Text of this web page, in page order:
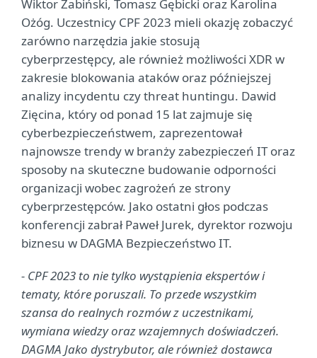
Wiktor Żabiński, Tomasz Gębicki oraz Karolina
Ożóg. Uczestnicy CPF 2023 mieli okazję zobaczyć
zarówno narzędzia jakie stosują
cyberprzestępcy, ale również możliwości XDR w
zakresie blokowania ataków oraz późniejszej
analizy incydentu czy threat huntingu. Dawid
Zięcina, który od ponad 15 lat zajmuje się
cyberbezpieczeństwem, zaprezentował
najnowsze trendy w branży zabezpieczeń IT oraz
sposoby na skuteczne budowanie odporności
organizacji wobec zagrożeń ze strony
cyberprzestępców. Jako ostatni głos podczas
konferencji zabrał Paweł Jurek, dyrektor rozwoju
biznesu w DAGMA Bezpieczeństwo IT.
- CPF 2023 to nie tylko wystąpienia ekspertów i
tematy, które poruszali. To przede wszystkim
szansa do realnych rozmów z uczestnikami,
wymiana wiedzy oraz wzajemnych doświadczeń.
DAGMA Jako dystrybutor, ale również dostawca